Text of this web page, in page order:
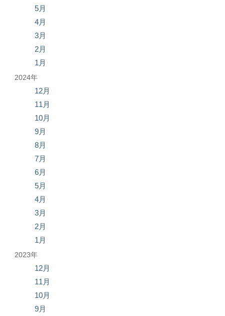
5月
4月
3月
2月
1月
2024年
12月
11月
10月
9月
8月
7月
6月
5月
4月
3月
2月
1月
2023年
12月
11月
10月
9月